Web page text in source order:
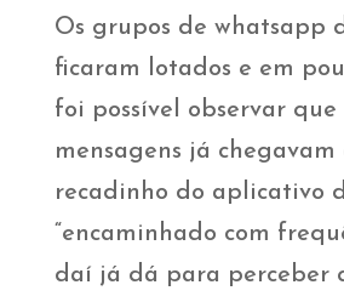
Os grupos de whatsapp
ficaram lotados e em
foi possível observar que
mensagens já chegavam
recadinho do aplicativo
“encaminhado com
daí já dá para perceber